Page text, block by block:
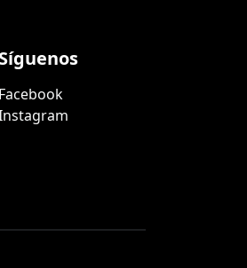
Síguenos
Facebook